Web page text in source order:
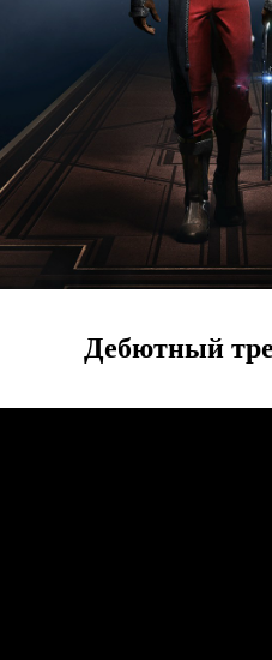
Дебютный